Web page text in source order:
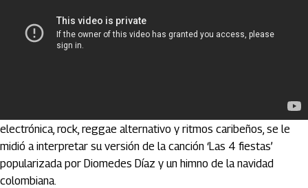
electrónica, rock, reggae alternativo y ritmos caribeños, se le
midió a interpretar su versión de la canción ‘Las 4 fiestas’
popularizada por Diomedes Díaz y un himno de la navidad
colombiana.